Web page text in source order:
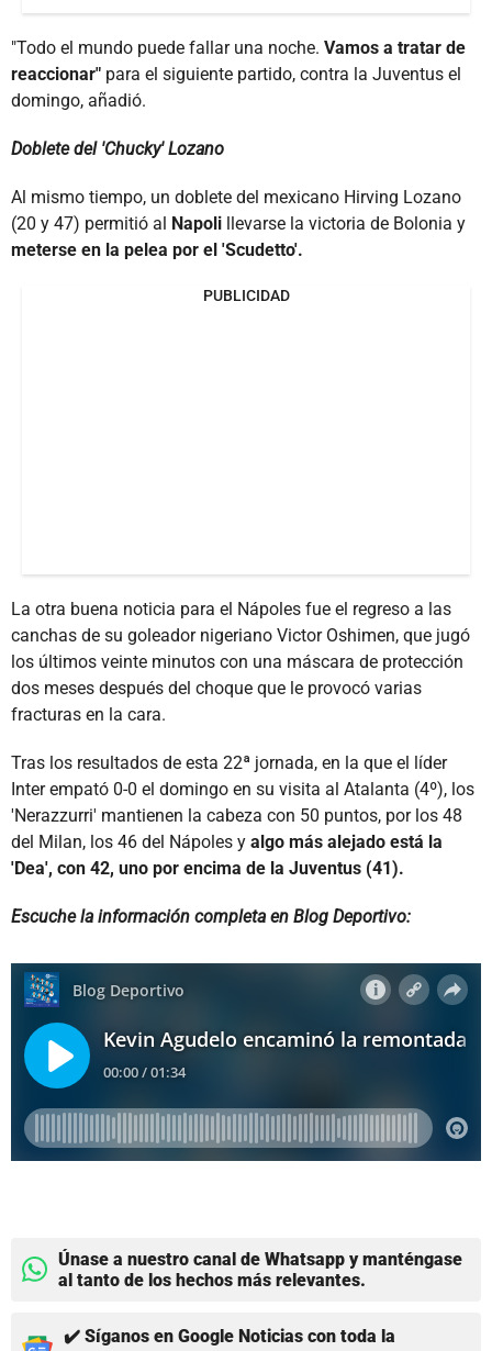
"Todo el mundo puede fallar una noche. Vamos a tratar de
reaccionar" para el siguiente partido, contra la Juventus el
domingo, añadió.
Doblete del 'Chucky' Lozano
Al mismo tiempo, un doblete del mexicano Hirving Lozano
(20 y 47) permitió al Napoli llevarse la victoria de Bolonia y
meterse en la pelea por el 'Scudetto'.
PUBLICIDAD
La otra buena noticia para el Nápoles fue el regreso a las
canchas de su goleador nigeriano Victor Oshimen, que jugó
los últimos veinte minutos con una máscara de protección
dos meses después del choque que le provocó varias
fracturas en la cara.
Tras los resultados de esta 22ª jornada, en la que el líder
Inter empató 0-0 el domingo en su visita al Atalanta (4º), los
'Nerazzurri' mantienen la cabeza con 50 puntos, por los 48
del Milan, los 46 del Nápoles y algo más alejado está la
'Dea', con 42, uno por encima de la Juventus (41).
Escuche la información completa en Blog Deportivo:
Únase a nuestro canal de Whatsapp y manténgase
al tanto de los hechos más relevantes.
✔️ Síganos en Google Noticias con toda la